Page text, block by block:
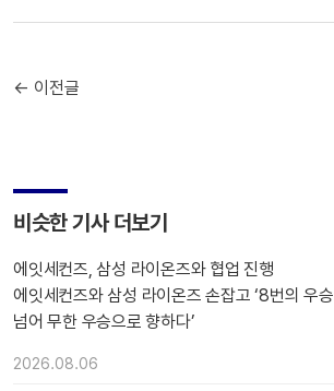
← 이전글
비슷한 기사 더보기
에잇세컨즈, 삼성 라이온즈와 협업 진행
에잇세컨즈와 삼성 라이온즈 손잡고 ‘8번의 우승
넘어 무한 우승으로 향하다’
2026.08.06